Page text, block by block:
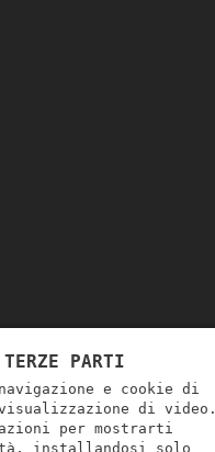
PARTI
e cookie di
di video.
per mostrarti
installandosi solo